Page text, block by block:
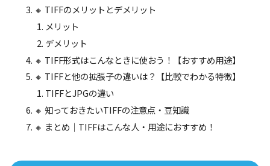
🔸 TIFFのメリットとデメリット
メリット
デメリット
🔸 TIFF形式はこんなときに使おう！【おすすめ用途】
🔸 TIFFと他の拡張子の違いは？【比較でわかる特徴】
TIFFとJPGの違い
🔸 知っておきたいTIFFの注意点・豆知識
🔸 まとめ｜TIFFはこんな人・用途におすすめ！